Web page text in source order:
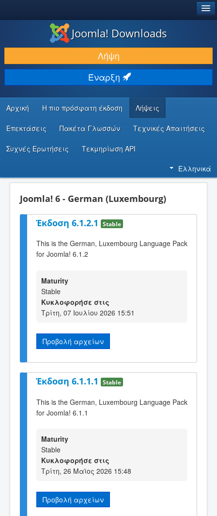
ΛΉΨΕΙΣ & ΕΠΕΚΤΆΣΕΙΣ
ΕΎΡΕΣΗ & ΜΆΘΗΣΗ
ΚΟΙΝΌΤΗΤΑ & ΥΠΟΣΤΉΡΙΞΗ
ΠΌΡΟΙ ΠΡΟΓΡΑΜΜΑΤΙΣΤΏΝ
Joomla! Downloads
Λήψη
Έναρξη
Αρχική Η πιο πρόσφατη έκδοση Λήψεις
Επεκτάσεις Πακέτα Γλωσσών Τεχνικές Απαιτήσεις
Συχνές Ερωτήσεις Τεκμηρίωση API
Ελληνικά
Joomla! 6 - German (Luxembourg)
Έκδοση 6.1.2.1 Stable
This is the German, Luxembourg Language Pack
for Joomla! 6.1.2
Maturity
Stable
Κυκλοφορήσε στις
Τρίτη, 07 Ιουλίου 2026 15:51
Προβολή αρχείων
Έκδοση 6.1.1.1 Stable
This is the German, Luxembourg Language Pack
for Joomla! 6.1.1
Maturity
Stable
Κυκλοφορήσε στις
Τρίτη, 26 Μαϊος 2026 15:48
Προβολή αρχείων